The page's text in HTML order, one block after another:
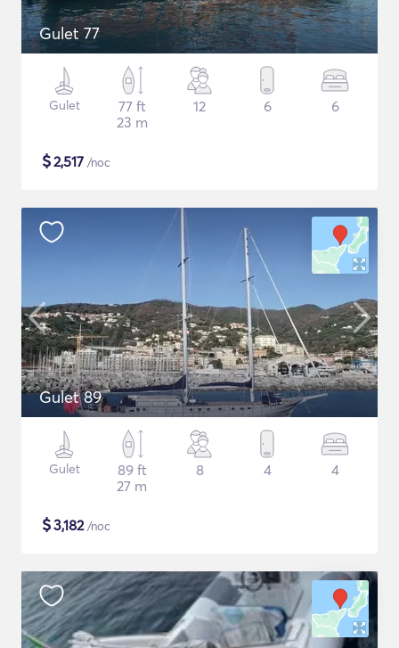
Gulet 77
Gulet
77 ft
23 m
12 6 6
$2,517 /noc
Gulet 89
Gulet
89 ft
27 m
8 4 4
$3,182/noc